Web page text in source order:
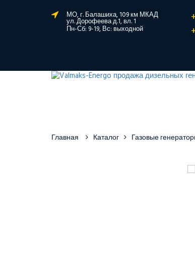
МО, г. Балашиха, 109 км МКАД
ул. Дорофеева д.1, вл. 1
Пн-Сб: 9-19, Вс: выходной
Главная Каталог Газовые